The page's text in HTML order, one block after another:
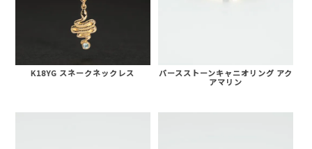
K18YG スネークネックレス
バースストーンキャニオリング アク
アマリン